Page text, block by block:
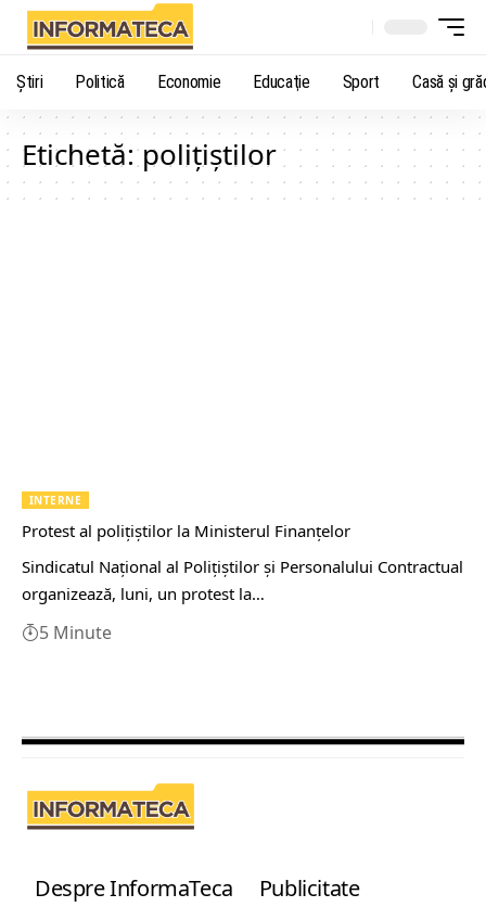
Știri Politică Economie Educaţie Sport Casă şi
Etichetă:poliţiştilor
INTERNE
Protest al poliţiştilor la Ministerul Finanţelor
Sindicatul Naţional al Poliţiştilor şi Personalului Contractual
organizează, luni, un protest la…
5 Minute
Despre InformaTeca Publicitate